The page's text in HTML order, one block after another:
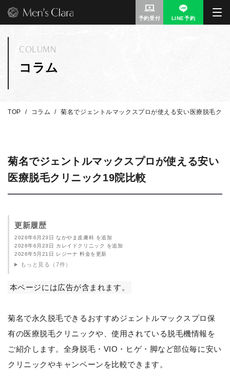
予約受付 LINE予約
コラム
COLUMN
TOP コラム 菊名でジェントルマックスプロが使える安い医療脱毛ク
菊名でジェントルマックスプロが使える安い
医療脱毛クリニック19院比較
更新履歴
2026年6月23日 なかやま皮膚科 を追加
2026年6月23日 カレイドクリニック を追加
2026年5月21日 レジーナ 料金を更新
もっと見る（7件）
本ページには広告が含まれます。
菊名で永久脱毛できるおすすめジェントルマックスプロ保
有の医療脱毛クリニックや、使用されている脱毛機情報を
ご紹介します。全身脱毛・VIO・ヒゲ・脚など部位毎に安い
クリニックやキャンペーンを比較できます。